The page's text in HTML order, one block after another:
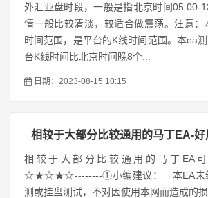
外汇亚盘时段，一般是指北京时间05:00-
情一般比较清淡，较适合做震荡。注意：
时间范围，是平台的K线时间范围。本ea
台K线时间比北京时间晚8个...
日期：2023-08-15 10:15
相较于大部分比较通用的马丁EA-
相较于大部分比较通用的马丁EA
☆★☆★☆--------①小编建议：→本EA未
测或挂盘测试，不对因使用本网而造成的损